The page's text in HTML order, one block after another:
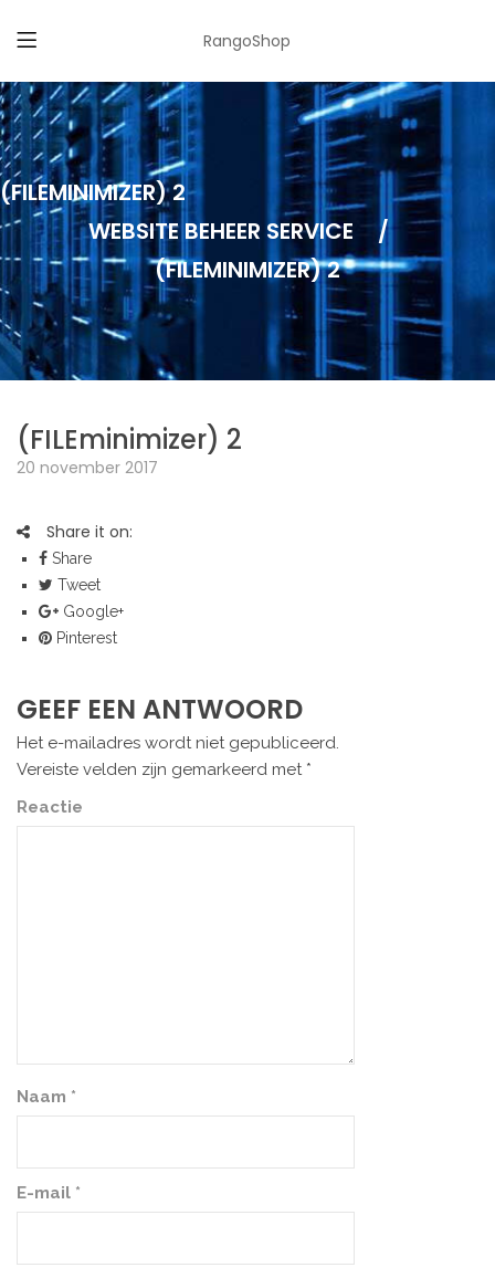
RangoShop
(FILEMINIMIZER) 2
WEBSITE BEHEER SERVICE
/
(FILEMINIMIZER) 2
(FILEminimizer) 2
20 november 2017
Share it on:
Share
Tweet
Google+
Pinterest
GEEF EEN ANTWOORD
Het e-mailadres wordt niet gepubliceerd.
Vereiste velden zijn gemarkeerd met *
Reactie
Naam *
E-mail *